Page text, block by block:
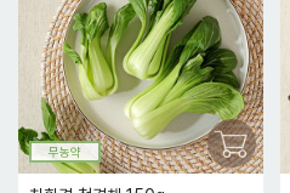
무농약